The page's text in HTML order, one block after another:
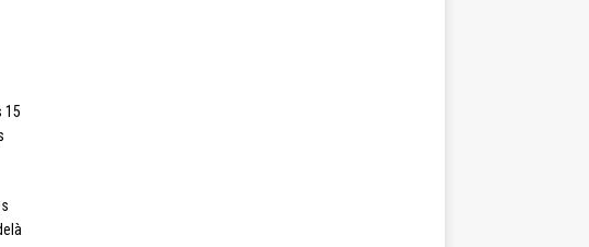
15